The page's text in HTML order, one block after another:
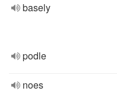
basely
podle
noes